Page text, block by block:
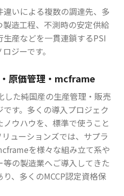
いによる複数の調達先、多
造工程、不測時の安定供給
産などを一貫連鎖するPSI
ジーです。
原価管理・mcframe
た純国産の生産管理・販売
す。多くの導入プロジェク
ウハウを、標準で使うこと
ューションズでは、サプラ
を様々な組み立て系や
の製造業へご導入してきた
、多くのMCCP認定資格保